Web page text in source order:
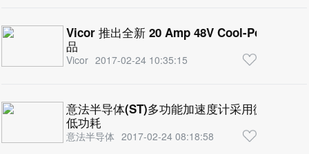
Vicor 推出全新 20 Amp 48V Cool-Power
品
Vicor 2017-02-24 10:35:15
意法半导体(ST)多功能加速度计采用微型封装
低功耗
意法半导体 2017-02-24 08:18:58